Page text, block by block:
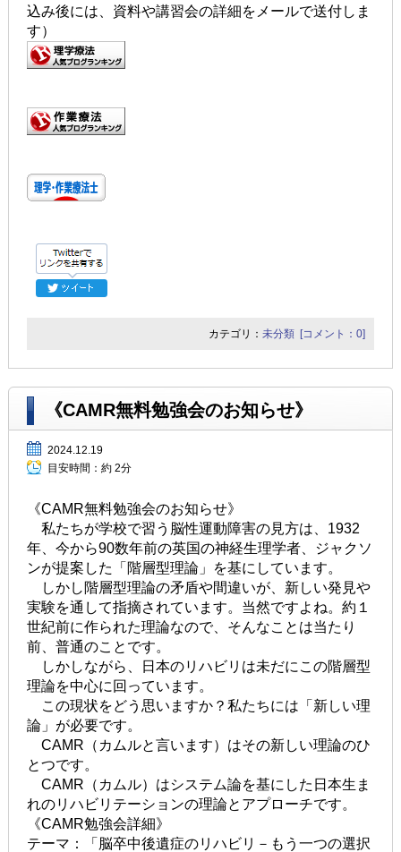
込み後には、資料や講習会の詳細をメールで送付しま
す）
カテゴリ：未分類 [コメント：0]
《CAMR無料勉強会のお知らせ》
2024.12.19
目安時間： 約 2分
《CAMR無料勉強会のお知らせ》
私たちが学校で習う脳性運動障害の見方は、1932
年、今から90数年前の英国の神経生理学者、ジャクソ
ンが提案した「階層型理論」を基にしています。
しかし階層型理論の矛盾や間違いが、新しい発見や
実験を通して指摘されています。当然ですよね。約１
世紀前に作られた理論なので、そんなことは当たり
前、普通のことです。
しかしながら、日本のリハビリは未だにこの階層型
理論を中心に回っています。
この現状をどう思いますか？私たちには「新しい理
論」が必要です。
CAMR（カムルと言います）はその新しい理論のひ
とつです。
CAMR（カムル）はシステム論を基にした日本生ま
れのリハビリテーションの理論とアプローチです。
《CAMR勉強会詳細》
テーマ：「脳卒中後遺症のリハビリ－もう一つの選択